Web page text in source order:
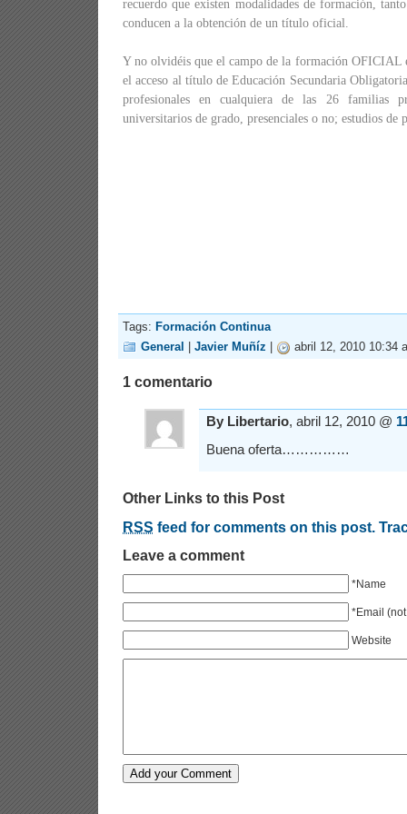
recuerdo que existen modalidades de formación,
conducen a la obtención de un título oficial.
Y no olvidéis que el campo de la formación OFICIAL
el acceso al título de Educación Secundaria
profesionales en cualquiera de las 26 familias
universitarios de grado, presenciales o no; estudios de
Tags: Formación Continua
General
Javier Muñíz abril 12, 2010 10:34
1 comentario
By Libertario, abril 12, 2010 @
Buena oferta……………
Other Links to this Post
RSS feed for comments on this post.
Leave a comment
*Name
*Email
Website